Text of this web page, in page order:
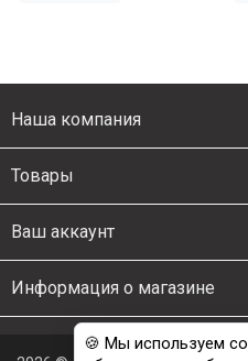
Наша компания
Товары
Ваш аккаунт
Информация о магазине
🍪 Мы используем